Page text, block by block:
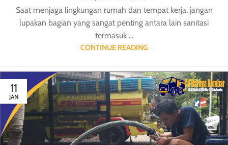
Saat menjaga lingkungan rumah dan tempat kerja, jangan
lupakan bagian yang sangat penting antara lain sanitasi
termasuk ...
CONTINUE READING
11
JAN